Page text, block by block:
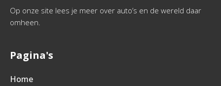
Op onze site lees je meer over auto’s en de wereld daar
omheen.
Pagina's
Home